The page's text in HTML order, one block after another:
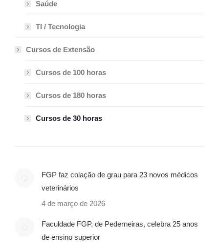
Saúde
TI / Tecnologia
Cursos de Extensão
Cursos de 100 horas
Cursos de 180 horas
Cursos de 30 horas
FGP faz colação de grau para 23 novos médicos
veterinários
4 de março de 2026
Faculdade FGP, de Pederneiras, celebra 25 anos
de ensino superior